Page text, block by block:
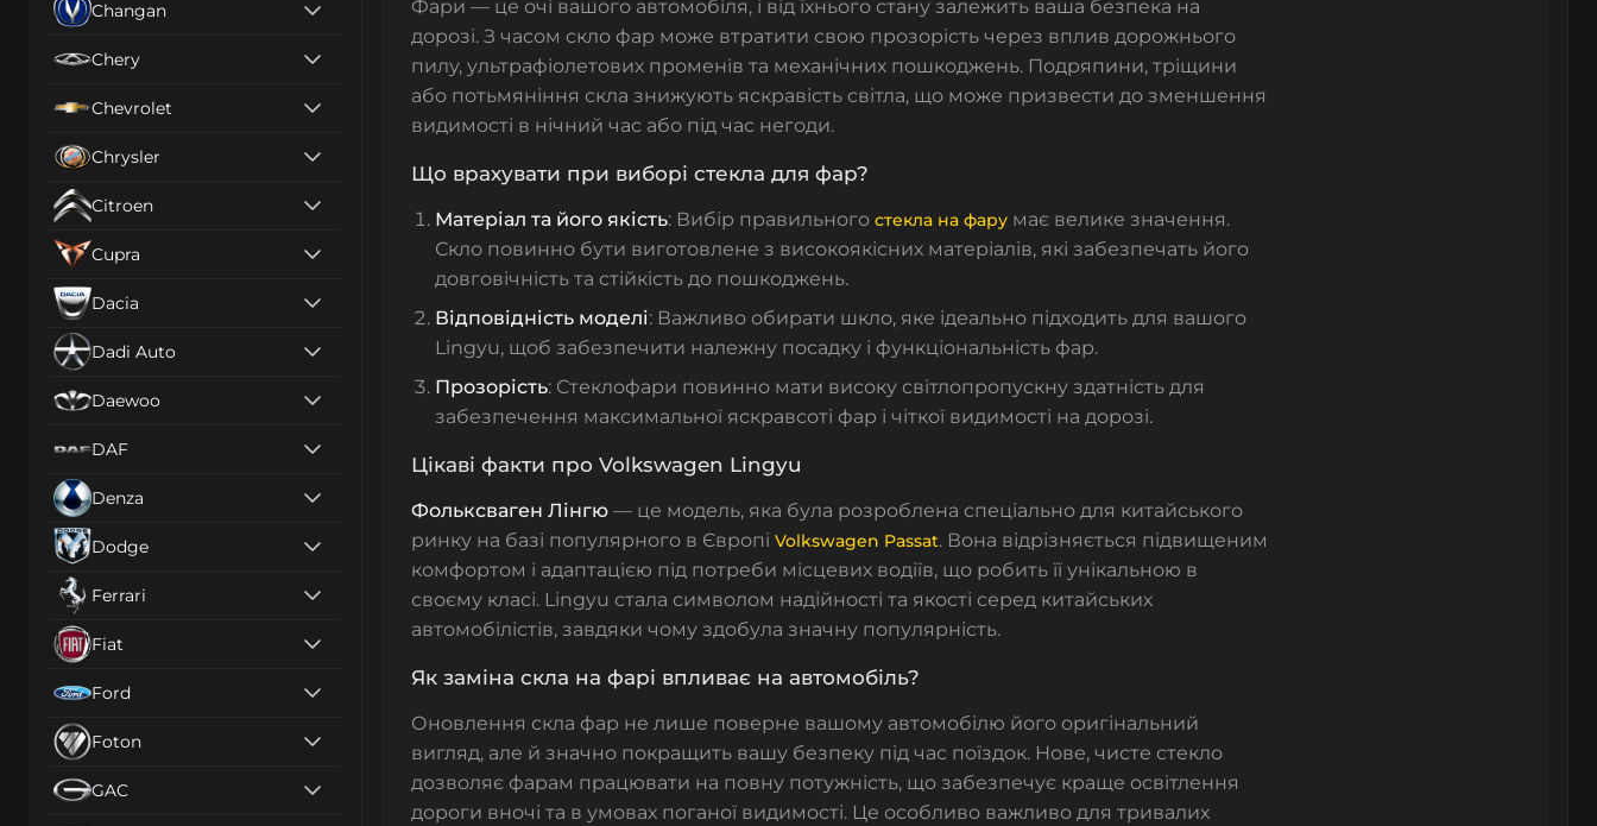
Changan
Chery
Chevrolet
Chrysler
Citroen
Cupra
Dacia
Dadi Auto
Daewoo
DAF
Denza
Dodge
Ferrari
Fiat
Ford
Foton
GAC
Фари — це очі вашого автомобіля, і від їхнього стану залежить ваша безпека на
дорозі. З часом скло фар може втратити свою прозорість через вплив дорожнього
пилу, ультрафіолетових променів та механічних пошкоджень. Подряпини, тріщини
або потьмяніння скла знижують яскравість світла, що може призвести до зменшення
видимості в нічний час або під час негоди.
Що врахувати при виборі стекла для фар?
Матеріал та його якість: Вибір правильного стекла на фару має велике значення.
Скло повинно бути виготовлене з високоякісних матеріалів, які забезпечать його
довговічність та стійкість до пошкоджень.
Відповідність моделі: Важливо обирати шкло, яке ідеально підходить для вашого
Lingyu, щоб забезпечити належну посадку і функціональність фар.
Прозорість: Стеклофари повинно мати високу світлопропускну здатність для
забезпечення максимальної яскравсоті фар і чіткої видимості на дорозі.
Цікаві факти про Volkswagen Lingyu
Фольксваген Лінгю — це модель, яка була розроблена спеціально для китайського
ринку на базі популярного в Європі Volkswagen Passat. Вона відрізняється підвищеним
комфортом і адаптацією під потреби місцевих водіїв, що робить її унікальною в
своєму класі. Lingyu стала символом надійності та якості серед китайських
автомобілістів, завдяки чому здобула значну популярність.
Як заміна скла на фарі впливає на автомобіль?
Оновлення скла фар не лише поверне вашому автомобілю його оригінальний
вигляд, але й значно покращить вашу безпеку під час поїздок. Нове, чисте стекло
дозволяє фарам працювати на повну потужність, що забезпечує краще освітлення
дороги вночі та в умовах поганої видимості. Це особливо важливо для тривалих